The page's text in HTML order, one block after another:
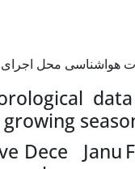
Dece
Janu